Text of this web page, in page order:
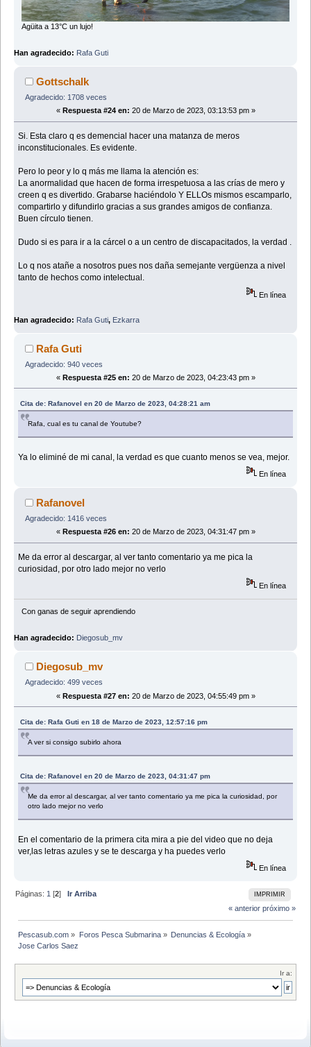
Agüita a 13°C un lujo!
Han agradecido: Rafa Guti
Gottschalk
Agradecido: 1708 veces
« Respuesta #24 en: 20 de Marzo de 2023, 03:13:53 pm »
Si. Esta claro q es demencial hacer una matanza de meros
inconstitucionales. Es evidente.
Pero lo peor y lo q más me llama la atención es:
La anormalidad que hacen de forma irrespetuosa a las crías de mero y
creen q es divertido. Grabarse haciéndolo Y ELLOs mismos escamparlo,
compartirlo y difundirlo gracias a sus grandes amigos de confianza.
Buen círculo tienen.
Dudo si es para ir a la cárcel o a un centro de discapacitados, la verdad .
Lo q nos atañe a nosotros pues nos daña semejante vergüenza a nivel
tanto de hechos como intelectual.
En línea
Han agradecido: Rafa Guti, Ezkarra
Rafa Guti
Agradecido: 940 veces
« Respuesta #25 en: 20 de Marzo de 2023, 04:23:43 pm »
Cita de: Rafanovel en 20 de Marzo de 2023, 04:28:21 am
Rafa, cual es tu canal de Youtube?
Ya lo eliminé de mi canal, la verdad es que cuanto menos se vea, mejor.
En línea
Rafanovel
Agradecido: 1416 veces
« Respuesta #26 en: 20 de Marzo de 2023, 04:31:47 pm »
Me da error al descargar, al ver tanto comentario ya me pica la
curiosidad, por otro lado mejor no verlo
En línea
Con ganas de seguir aprendiendo
Han agradecido: Diegosub_mv
Diegosub_mv
Agradecido: 499 veces
« Respuesta #27 en: 20 de Marzo de 2023, 04:55:49 pm »
Cita de: Rafa Guti en 18 de Marzo de 2023, 12:57:16 pm
A ver si consigo subirlo ahora
Cita de: Rafanovel en 20 de Marzo de 2023, 04:31:47 pm
Me da error al descargar, al ver tanto comentario ya me pica la curiosidad, por
otro lado mejor no verlo
En el comentario de la primera cita mira a pie del video que no deja
ver,las letras azules y se te descarga y ha puedes verlo
En línea
IMPRIMIR
Páginas: 1 [2]Ir Arriba
« anterior próximo »
Pescasub.com » Foros Pesca Submarina» Denuncias & Ecología»
Jose Carlos Saez
Ir a: